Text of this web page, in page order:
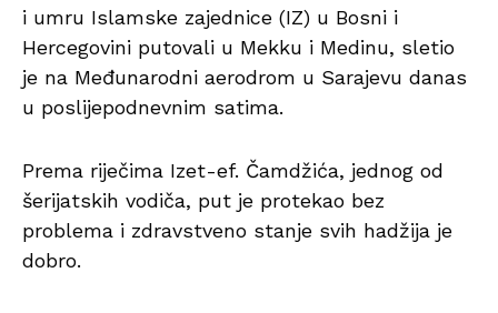
i umru Islamske zajednice (IZ) u Bosni i
Hercegovini putovali u Mekku i Medinu, sletio
je na Međunarodni aerodrom u Sarajevu danas
u poslijepodnevnim satima.
Prema riječima Izet-ef. Čamdžića, jednog od
šerijatskih vodiča, put je protekao bez
problema i zdravstveno stanje svih hadžija je
dobro.